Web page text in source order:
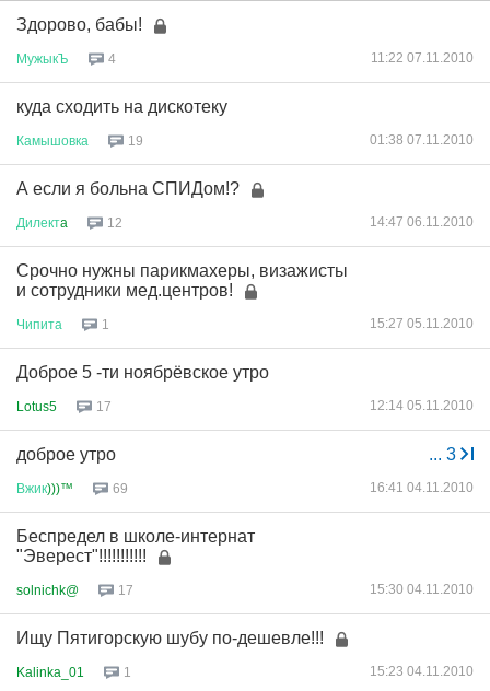
Здорово, бабы!
МужыкЪ 4 11:22 07.11.2010
куда сходить на дискотеку
Камышовка 19 01:38 07.11.2010
А если я больна СПИДом!?
Дилектa 12 14:47 06.11.2010
Срочно нужны парикмахеры, визажисты
и сотрудники мед.центров!
Чипита 1 15:27 05.11.2010
Доброе 5 -ти ноябрёвское утро
Lotus5 17 12:14 05.11.2010
... 3
доброе утро
Вжик)))™ 69 16:41 04.11.2010
Беспредел в школе-интернат
"Эверест"!!!!!!!!!!!
solnichk@ 17 15:30 04.11.2010
Ищу Пятигорскую шубу по-дешевле!!!
Kalinka_01 1 15:23 04.11.2010